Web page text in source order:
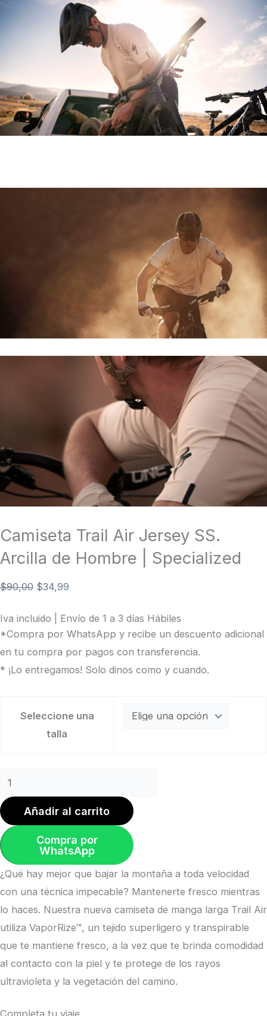
Camiseta Trail Air Jersey SS.
Arcilla de Hombre | Specialized
$90,00 $34,99
Iva incluido | Envío de 1 a 3 días Hábiles
*Compra por WhatsApp y recibe un descuento adicional
en tu compra por pagos con transferencia.
* ¡Lo entregamos! Solo dinos como y cuando.
Seleccione una
talla
Añadir al carrito
Compra por
WhatsApp
¿Qué hay mejor que bajar la montaña a toda velocidad
con una técnica impecable? Mantenerte fresco mientras
lo haces. Nuestra nueva camiseta de manga larga Trail Air
utiliza VaporRize™, un tejido superligero y transpirable
que te mantiene fresco, a la vez que te brinda comodidad
al contacto con la piel y te protege de los rayos
ultravioleta y la vegetación del camino.
Completa tu viaje